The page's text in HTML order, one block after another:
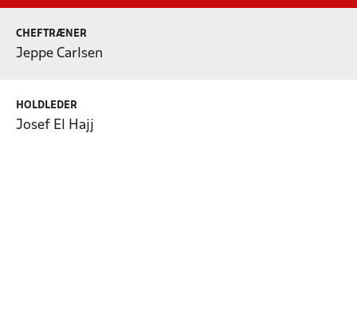
CHEFTRÆNER
Jeppe Carlsen
HOLDLEDER
Josef El Hajj